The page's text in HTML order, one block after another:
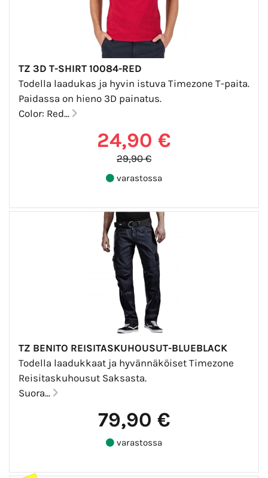
TZ 3D T-SHIRT 10084-RED
Todella laadukas ja hyvin istuva Timezone T-paita.
Paidassa on hieno 3D painatus.
Color: Red...
24,90 €
29,90 €
varastossa
TZ BENITO REISITASKUHOUSUT-BLUEBLACK
Todella laadukkaat ja hyvännäköiset Timezone
Reisitaskuhousut Saksasta.
Suora...
79,90 €
varastossa